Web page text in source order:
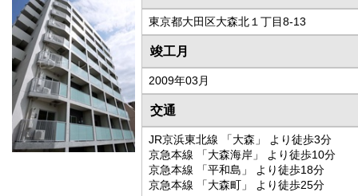
東京都大田区大森北１丁目8-13
竣工月
2009年03月
交通
JR京浜東北線 「大森」 より徒歩3分
京急本線 「大森海岸」 より徒歩10分
京急本線 「平和島」 より徒歩18分
京急本線 「大森町」 より徒歩25分